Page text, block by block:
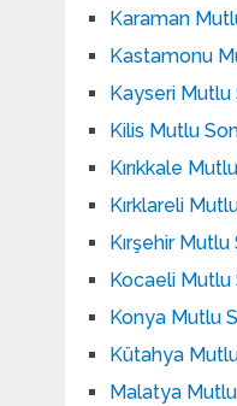
Karaman
Kastamonu
Kayseri Mutlu
Kilis Mutlu
Kırıkkale
Kırklareli
Kırşehir
Kocaeli Mutlu
Konya Mutlu
Kütahya
Malatya